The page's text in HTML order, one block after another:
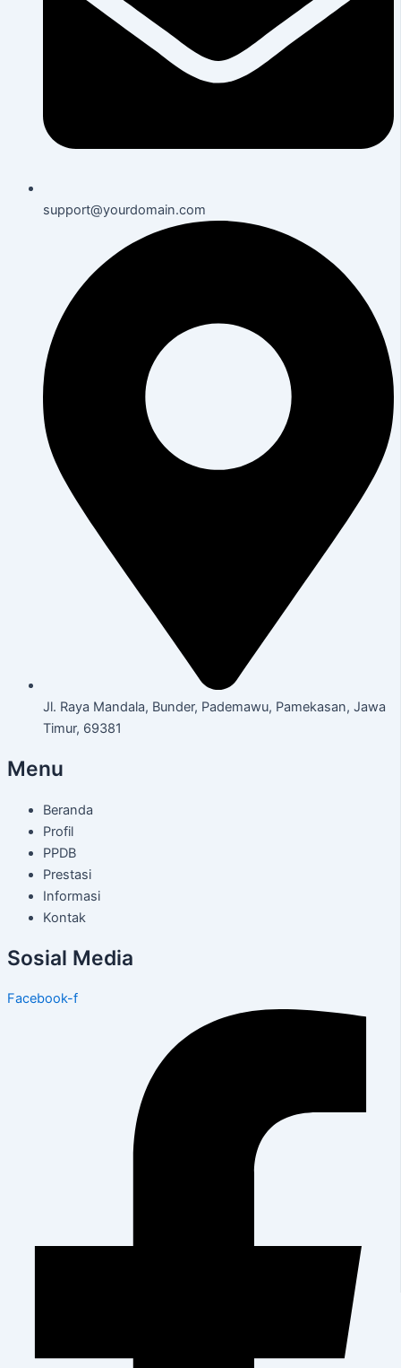
support@yourdomain.com
Jl. Raya Mandala, Bunder, Pademawu, Pamekasan, Jawa
Timur, 69381
Menu
Beranda
Profil
PPDB
Prestasi
Informasi
Kontak
Sosial Media
Facebook-f